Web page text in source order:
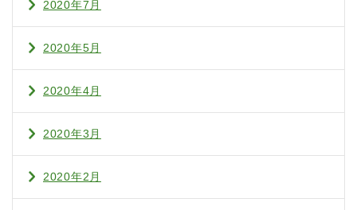
2020年7月
2020年5月
2020年4月
2020年3月
2020年2月